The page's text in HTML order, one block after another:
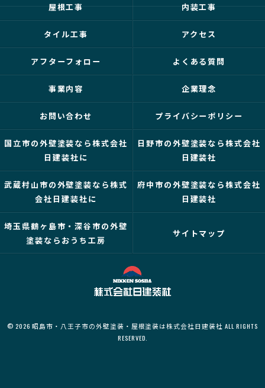
屋根工事 内装工事
タイル工事 アクセス
アフターフォロー よくある質問
事業内容 企業理念
お問い合わせ プライバシーポリシー
国立市の外壁塗装なら株式会社
日建装社に
日野市の外壁塗装なら株式会社
日建装社
武蔵村山市の外壁塗装なら株式
会社日建装社に
府中市の外壁塗装なら株式会社
日建装社
埼玉県鶴ヶ島市・深谷市の外壁
塗装ならおうち工房
サイトマップ
© 2026 昭島市・八王子市の外壁塗装・屋根塗装は株式会社日建装社 ALL RIGHTS
RESERVED.